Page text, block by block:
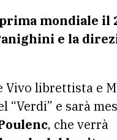
mondiale il
e la
Vivo librettista e
e sarà
, che verrà